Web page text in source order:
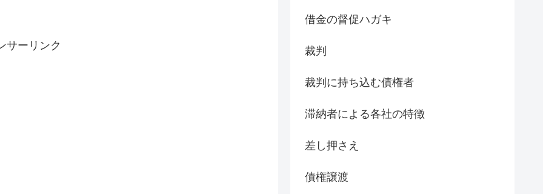
サーリンク
借金の督促ハガキ
裁判
裁判に持ち込む債権者
滞納者による各社の特徴
差し押さえ
債権譲渡